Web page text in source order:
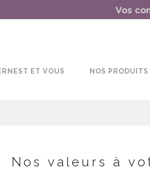
Vos
ET VOUS NOS PRODUITS
Nos valeurs à